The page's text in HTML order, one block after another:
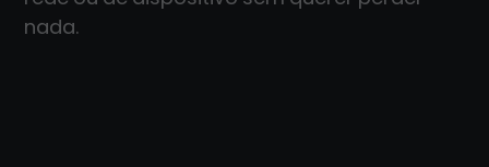
nada.